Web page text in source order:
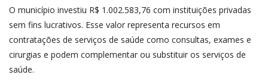
O município investiu R$ 1.002.583,76 com instituições privadas
sem fins lucrativos. Esse valor representa recursos em
contratações de serviços de saúde como consultas, exames e
cirurgias e podem complementar ou substituir os serviços de
saúde.